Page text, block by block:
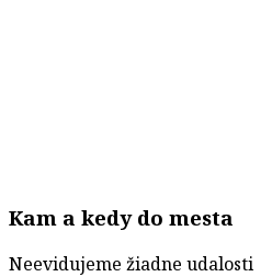
Kam a kedy do mesta
Neevidujeme žiadne udalosti